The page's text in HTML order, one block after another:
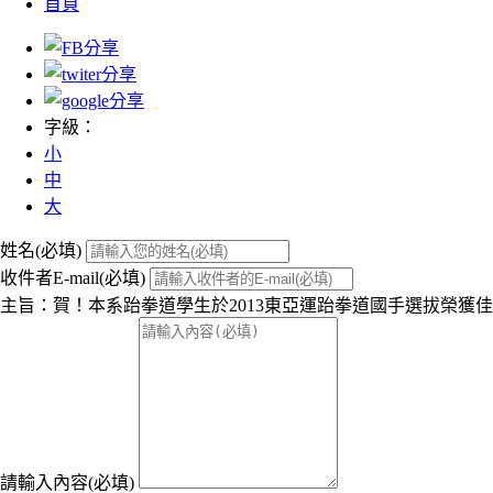
字級：
小
中
大
姓名(必填)
收件者E-mail(必填)
主旨：賀！本系跆拳道學生於2013東亞運跆拳道國手選拔榮獲
請輸入內容(必填)